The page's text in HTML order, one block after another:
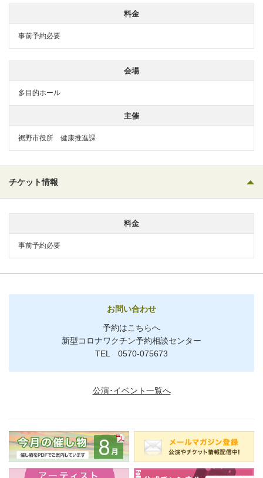
料金
事前予約必要
会場
多目的ホール
主催
裾野市役所 健康推進課
チケット情報
料金
事前予約必要
お問い合わせ
予約はこちらへ
新型コロナワクチン予約相談センター
TEL 0570-075673
公演･イベント一覧へ